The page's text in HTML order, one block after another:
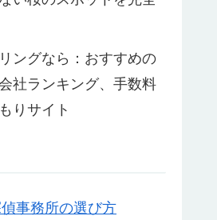
ングなら：おすすめの
社ランキング、手数料
りサイト
事務所の選び方